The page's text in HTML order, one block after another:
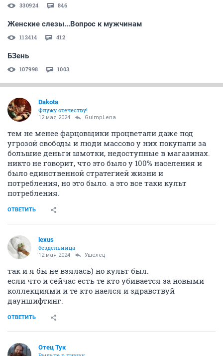
330924 846
Женские слезы...Вопрос к мужчинам
112414 412
БЗень
107998 1003
Dаkota
Флужу отечеству!
12 мая 2024 GuimpLena
тем не менее фарцовщики процветали даже под
угрозой свободы и люди массово у них покупали за
большие деньги шмотки, недоступные в магазинах.
никто не говорит, что это было у 100% населения и
было единственной стратегией жизни и
потребления, но это было. а это все таки культ
потребления.
ОТВЕТИТЬ
lexus
бездельница
12 мая 2024 Ушелец
так и я бы не взялась) но культ был.
если что и сейчас есть те кто убивается за новыми
коллекциями и те кто наелся и здравствуй
дауншифтинг.
ОТВЕТИТЬ
Отец Тук